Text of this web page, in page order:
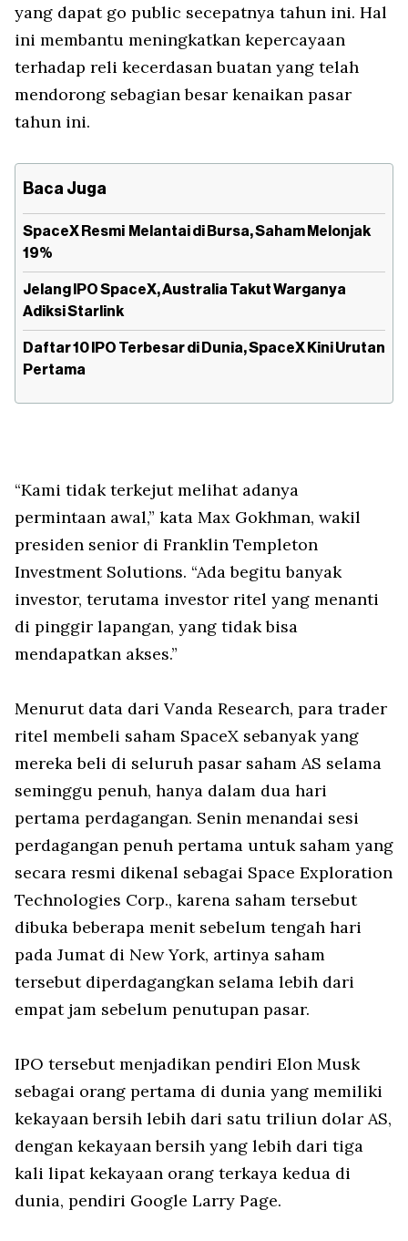
yang dapat go public secepatnya tahun ini. Hal
ini membantu meningkatkan kepercayaan
terhadap reli kecerdasan buatan yang telah
mendorong sebagian besar kenaikan pasar
tahun ini.
Baca Juga
SpaceX Resmi Melantai di Bursa, Saham Melonjak
19%
Jelang IPO SpaceX, Australia Takut Warganya
Adiksi Starlink
Daftar 10 IPO Terbesar di Dunia, SpaceX Kini Urutan
Pertama
“Kami tidak terkejut melihat adanya
permintaan awal,” kata Max Gokhman, wakil
presiden senior di Franklin Templeton
Investment Solutions. “Ada begitu banyak
investor, terutama investor ritel yang menanti
di pinggir lapangan, yang tidak bisa
mendapatkan akses.”
Menurut data dari Vanda Research, para trader
ritel membeli saham SpaceX sebanyak yang
mereka beli di seluruh pasar saham AS selama
seminggu penuh, hanya dalam dua hari
pertama perdagangan. Senin menandai sesi
perdagangan penuh pertama untuk saham yang
secara resmi dikenal sebagai Space Exploration
Technologies Corp., karena saham tersebut
dibuka beberapa menit sebelum tengah hari
pada Jumat di New York, artinya saham
tersebut diperdagangkan selama lebih dari
empat jam sebelum penutupan pasar.
IPO tersebut menjadikan pendiri Elon Musk
sebagai orang pertama di dunia yang memiliki
kekayaan bersih lebih dari satu triliun dolar AS,
dengan kekayaan bersih yang lebih dari tiga
kali lipat kekayaan orang terkaya kedua di
dunia, pendiri Google Larry Page.